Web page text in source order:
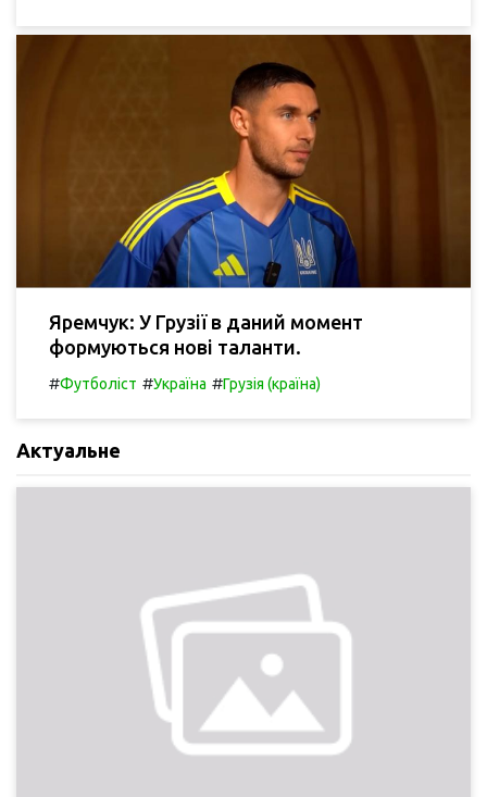
Яремчук: У Грузії в даний момент
формуються нові таланти.
#Футболіст #Україна #Грузія (країна)
Актуальне